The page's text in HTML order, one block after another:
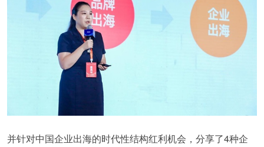
并针对中国企业出海的时代性结构红利机会，分享了4种企